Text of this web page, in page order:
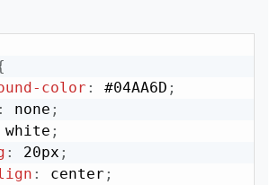
color : #04AA6D ;
: none ;
white ;
: 20px ;
: center ;